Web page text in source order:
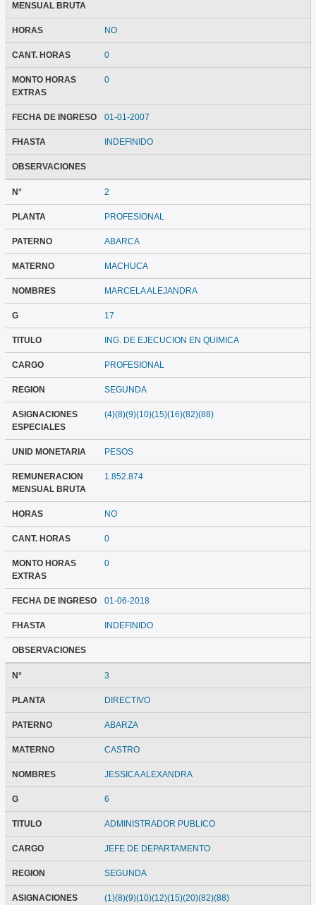
MENSUAL BRUTA
HORAS NO
CANT. HORAS 0
MONTO HORAS
EXTRAS
0
FECHA DE INGRESO 01-01-2007
FHASTA INDEFINIDO
OBSERVACIONES
N° 2
PLANTA PROFESIONAL
PATERNO ABARCA
MATERNO MACHUCA
NOMBRES MARCELA ALEJANDRA
G 17
TITULO ING. DE EJECUCION EN QUIMICA
CARGO PROFESIONAL
REGION SEGUNDA
ASIGNACIONES
ESPECIALES
(4)(8)(9)(10)(15)(16)(82)(88)
UNID MONETARIA PESOS
REMUNERACION
MENSUAL BRUTA
1.852.874
HORAS NO
CANT. HORAS 0
MONTO HORAS
EXTRAS
0
FECHA DE INGRESO 01-06-2018
FHASTA INDEFINIDO
OBSERVACIONES
N° 3
PLANTA DIRECTIVO
PATERNO ABARZA
MATERNO CASTRO
NOMBRES JESSICA ALEXANDRA
G 6
TITULO ADMINISTRADOR PUBLICO
CARGO JEFE DE DEPARTAMENTO
REGION SEGUNDA
ASIGNACIONES (1)(8)(9)(10)(12)(15)(20)(82)(88)